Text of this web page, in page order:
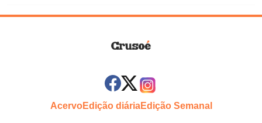
AcervoEdição diáriaEdição Semanal